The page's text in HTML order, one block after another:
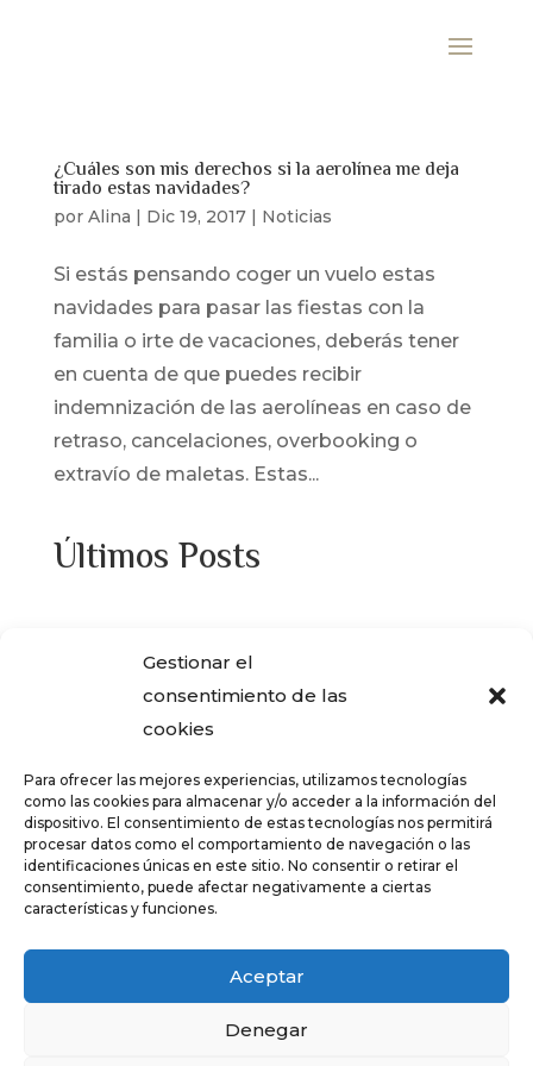
Gestionar el
consentimiento de las
cookies
Para ofrecer las mejores experiencias, utilizamos tecnologías
como las cookies para almacenar y/o acceder a la información del
dispositivo. El consentimiento de estas tecnologías nos permitirá
procesar datos como el comportamiento de navegación o las
identificaciones únicas en este sitio. No consentir o retirar el
consentimiento, puede afectar negativamente a ciertas
características y funciones.
Aceptar
Denegar
¿Cuáles son mis derechos si la aerolínea me deja
tirado estas navidades?
por Alina | Dic 19, 2017| Noticias
Si estás pensando coger un vuelo estas
navidades para pasar las fiestas con la
familia o irte de vacaciones, deberás tener
en cuenta de que puedes recibir
indemnización de las aerolíneas en caso de
retraso, cancelaciones, overbooking o
extravío de maletas. Estas...
Últimos Posts
ENCASA CIBELES compró al IVIMA en el
año 2013?
LAS EMPRESAS
¿Qué es el teletrabajo y en que consiste?
CRÉDITOS – TARJETAS REVOLVING
FALSOS CORREOS ELECTRÓNICOS CON
AVISOS DE COBRO DE ERTE